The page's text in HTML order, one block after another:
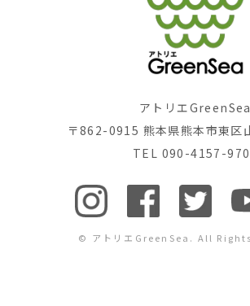
アトリエGreenSea
〒862-0915 熊本県熊本市東区
TEL 090-4157-
© アトリエGreenSea. All